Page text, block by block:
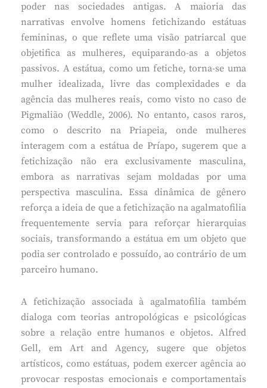
poder nas sociedades antigas. A maioria das
narrativas envolve homens fetichizando estátuas
femininas, o que reflete uma visão patriarcal que
objetifica as mulheres, equiparando-as a objetos
passivos. A estátua, como um fetiche, torna-se uma
mulher idealizada, livre das complexidades e da
agência das mulheres reais, como visto no caso de
Pigmalião (Weddle, 2006). No entanto, casos raros,
como o descrito na Priapeia, onde mulheres
interagem com a estátua de Príapo, sugerem que a
fetichização não era exclusivamente masculina,
embora as narrativas sejam moldadas por uma
perspectiva masculina. Essa dinâmica de gênero
reforça a ideia de que a fetichização na agalmatofilia
frequentemente servia para reforçar hierarquias
sociais, transformando a estátua em um objeto que
podia ser controlado e possuído, ao contrário de um
parceiro humano.
A fetichização associada à agalmatofilia também
dialoga com teorias antropológicas e psicológicas
sobre a relação entre humanos e objetos. Alfred
Gell, em Art and Agency, sugere que objetos
artísticos, como estátuas, podem exercer agência ao
provocar respostas emocionais e comportamentais